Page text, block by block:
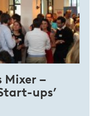
–
ups’